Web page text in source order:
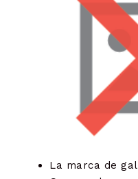
La marca de